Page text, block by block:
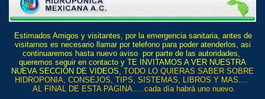
Estimados Amigos y visitantes, por la emergencia sanitaria, antes de
visitarnos es necesario llamar por telefono para poder atenderlos, asi
continuaremos hasta nuevo aviso por parte de las autoridades,
queremos seguir en contacto y TE INVITAMOS A VER NUESTRA
NUEVA SECCIÓN DE VIDEOS, TODO LO QUIERAS SABER SOBRE
HIDROPONIA, CONSEJOS, TIPS, SISTEMAS, LIBROS Y MAS....
AL FINAL DE ESTA PAGINA.....cada día habrá uno nuevo.